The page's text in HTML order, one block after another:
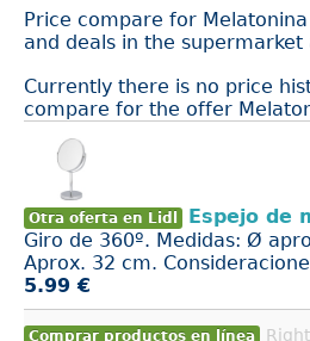
Price compare for
and deals in the supermarket
Currently there is no price
compare for the offer
Otra oferta en Lidl
Espejo de
Giro de 360º. Medidas: Ø
Aprox. 32 cm.
5.99 €
Comprar productos en línea